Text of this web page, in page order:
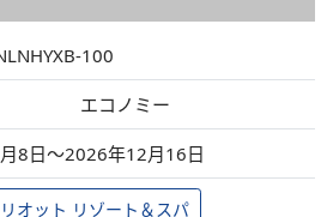
100
エコノミー
8日～2026年12月16日
オット リゾート＆スパ